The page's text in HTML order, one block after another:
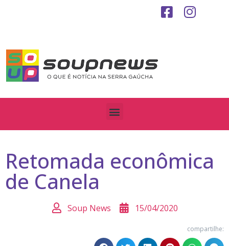
Retomada econômica
de Canela
Soup News 15/04/2020
compartilhe: